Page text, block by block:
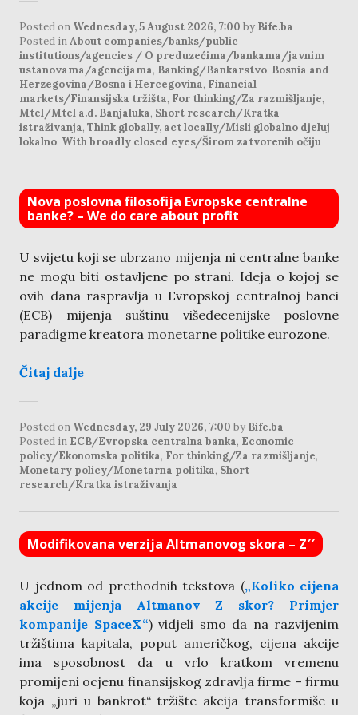
Posted on Wednesday, 5 August 2026, 7:00 by Bife.ba
Posted inAbout companies/banks/public
institutions/agencies / O preduzećima/bankama/javnim
ustanovama/agencijama, Banking/Bankarstvo, Bosnia and
Herzegovina/Bosna i Hercegovina, Financial
markets/Finansijska tržišta, For thinking/Za razmišljanje,
Mtel/Mtel a.d. Banjaluka, Short research/Kratka
istraživanja, Think globally, act locally/Misli globalno djeluj
lokalno, With broadly closed eyes/Širom zatvorenih očiju
Nova poslovna filosofija Evropske centralne
banke? – We do care about profit
U svijetu koji se ubrzano mijenja ni centralne banke
ne mogu biti ostavljene po strani. Ideja o kojoj se
ovih dana raspravlja u Evropskoj centralnoj banci
(ECB) mijenja suštinu višedecenijske poslovne
paradigme kreatora monetarne politike eurozone.
Čitaj dalje
Posted on Wednesday, 29 July 2026, 7:00 by Bife.ba
Posted in ECB/Evropska centralna banka, Economic
policy/Ekonomska politika, For thinking/Za razmišljanje,
Monetary policy/Monetarna politika, Short
research/Kratka istraživanja
Modifikovana verzija Altmanovog skora – Z′′
U jednom od prethodnih tekstova („Koliko cijena
akcije mijenja Altmanov Z skor? Primjer
kompanije SpaceX“) vidjeli smo da na razvijenim
tržištima kapitala, poput američkog, cijena akcije
ima sposobnost da u vrlo kratkom vremenu
promijeni ocjenu finansijskog zdravlja firme – firmu
koja „juri u bankrot“ tržište akcija transformiše u